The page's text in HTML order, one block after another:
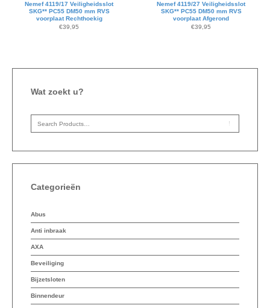
Nemef 4119/17 Veiligheidsslot
SKG** PC55 DM50 mm RVS
voorplaat Rechthoekig
€39,95
Nemef 4119/27 Veiligheidsslot
SKG** PC55 DM50 mm RVS
voorplaat Afgerond
€39,95
Wat zoekt u?
Categorieën
Abus
Anti inbraak
AXA
Beveiliging
Bijzetsloten
Binnendeur